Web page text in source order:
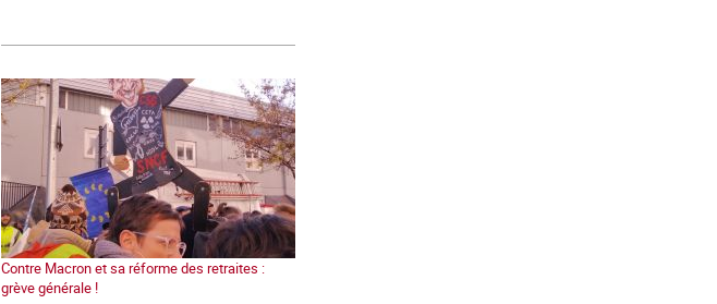
Contre Macron et sa réforme des retraites :
grève générale !